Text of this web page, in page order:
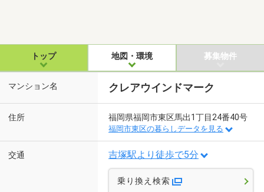
トップ 地図・環境 募集物件
マンション名 クレアウインドマーク
住所 福岡県福岡市東区馬出1丁目24番40号
福岡市東区の暮らしデータを見る
交通 吉塚駅より徒歩で5分
乗り換え検索